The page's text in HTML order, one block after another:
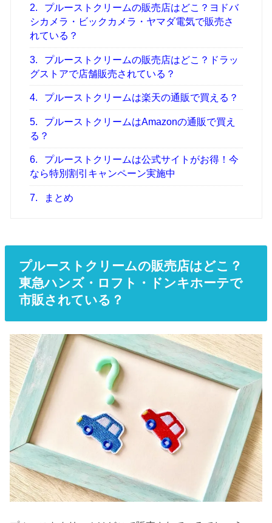
2.
プルーストクリームの販売店はどこ？ヨドバ
シカメラ・ビックカメラ・ヤマダ電気で販売さ
れている？
3.
プルーストクリームの販売店はどこ？ドラッ
グストアで店舗販売されている？
4. プルーストクリームは楽天の通販で買える？
5.
プルーストクリームはAmazonの通販で買え
る？
6.
プルーストクリームは公式サイトがお得！今
なら特別割引キャンペーン実施中
7. まとめ
プルーストクリームの販売店はどこ？
東急ハンズ・ロフト・ドンキホーテで
市販されている？